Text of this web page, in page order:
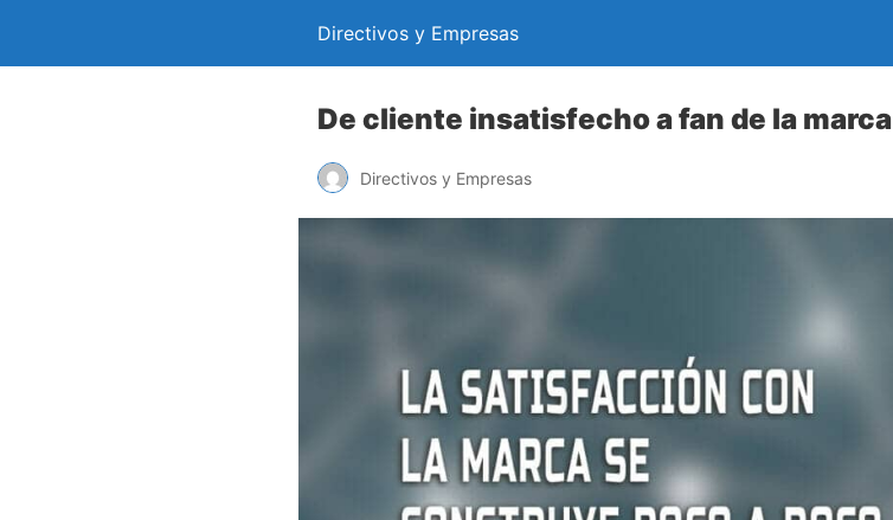
Directivos y Empresas
De cliente insatisfecho a fan de la marca
Directivos y Empresas